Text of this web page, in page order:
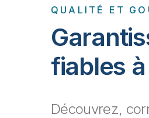
QUALITÉ ET
fiables
Découvrez,